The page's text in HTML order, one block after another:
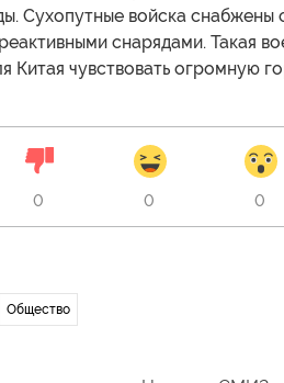
Сухопутные войска
снарядами. Такая
Китая чувствовать огромную
0 0 0
Общество